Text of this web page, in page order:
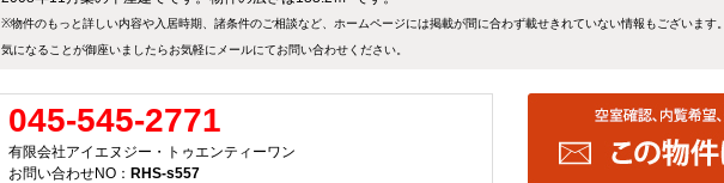
※物件のもっと詳しい内容や入居時期、諸条件のご相談など、ホームページには掲載が間に合わず載せきれていない情報もございます。
気になることが御座いましたらお気軽にメールにてお問い合わせください。
045-545-2771
有限会社アイエヌジー・トゥエンティーワン
お問い合わせNO： RHS-s557